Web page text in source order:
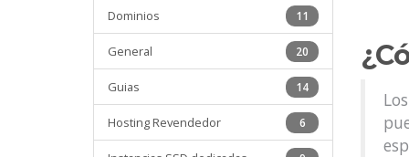
11
Dominios
20
General
14
Guias
6
Hosting Revendedor